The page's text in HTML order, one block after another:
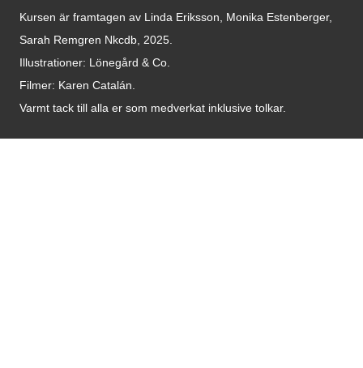
Kursen är framtagen av Linda Eriksson, Monika Estenberger,
Sarah Remgren Nkcdb, 2025.
Illustrationer: Lönegård & Co.
Filmer: Karen Catalán.
Varmt tack till alla er som medverkat inklusive tolkar.